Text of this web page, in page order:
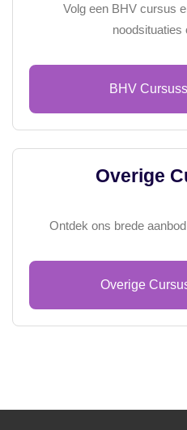
Volg een BHV cursus
noodsituaties
BHV
Overige
Ontdek ons brede
Overige